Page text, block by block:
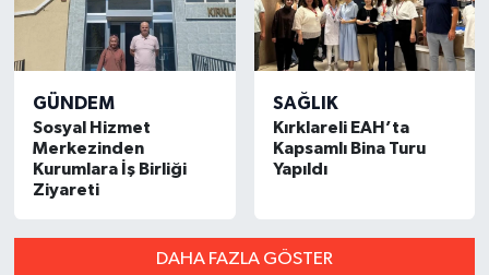
GÜNDEM
Sosyal Hizmet
Merkezinden
Kurumlara İş Birliği
Ziyareti
SAĞLIK
Kırklareli EAH’ta
Kapsamlı Bina Turu
Yapıldı
DAHA FAZLA GÖSTER